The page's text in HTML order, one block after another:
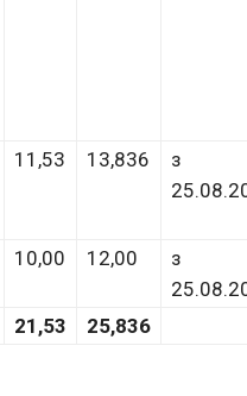
11,53 13,836
з
10,00 12,00
з
21,53 25,836